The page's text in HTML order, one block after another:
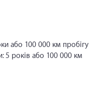
або 100 000 км пробігу
5 років або 100 000 км